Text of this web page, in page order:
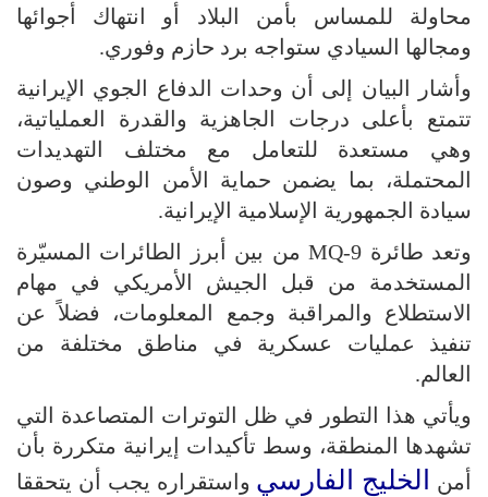
محاولة للمساس بأمن البلاد أو انتهاك أجوائها
ومجالها السيادي ستواجه برد حازم وفوري.
وأشار البيان إلى أن وحدات الدفاع الجوي الإيرانية
تتمتع بأعلى درجات الجاهزية والقدرة العملياتية،
وهي مستعدة للتعامل مع مختلف التهديدات
المحتملة، بما يضمن حماية الأمن الوطني وصون
سيادة الجمهورية الإسلامية الإيرانية.
وتعد طائرة MQ-9 من بين أبرز الطائرات المسيّرة
المستخدمة من قبل الجيش الأمريكي في مهام
الاستطلاع والمراقبة وجمع المعلومات، فضلاً عن
تنفيذ عمليات عسكرية في مناطق مختلفة من
العالم.
ويأتي هذا التطور في ظل التوترات المتصاعدة التي
تشهدها المنطقة، وسط تأكيدات إيرانية متكررة بأن
أمن
الخليج الفارسي واستقراره يجب أن يتحققا